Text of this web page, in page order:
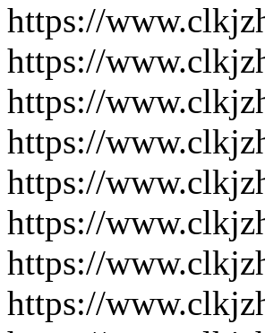
https://
https://
https://
https://
https://
https://
https://
https://